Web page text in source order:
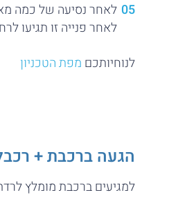
לאחר נסיעה של כמה
לאחר פנייה זו תגיעו
לנוחיותכם מפת הטכניון
הגעה ברכבת +
למגיעים ברכבת מומלץ